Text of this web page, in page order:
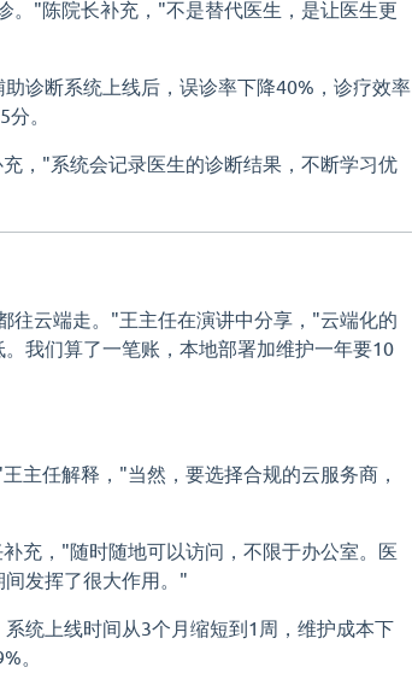
。"陈院长补充，"不是替代医生，是让医生更
诊断系统上线后，误诊率下降40%，诊疗效率
。
，"系统会记录医生的诊断结果，不断学习优
往云端走。"王主任在演讲中分享，"云端化的
我们算了一笔账，本地部署加维护一年要10
主任解释，"当然，要选择合规的云服务商，
充，"随时随地可以访问，不限于办公室。医
发挥了很大作用。"
统上线时间从3个月缩短到1周，维护成本下
。